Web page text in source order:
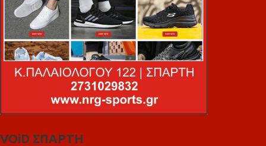
VOiD ΣΠΑΡΤΗ